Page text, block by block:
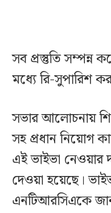
সব প্রস্তুতি সম্পন্ন
মধ্যে রি-সুপারিশ
সভার আলোচনায়
সহ প্রধান নিয়োগ
এই ভাইভা নেওয়ার
দেওয়া হয়েছে।
এনটিআরসিএকে